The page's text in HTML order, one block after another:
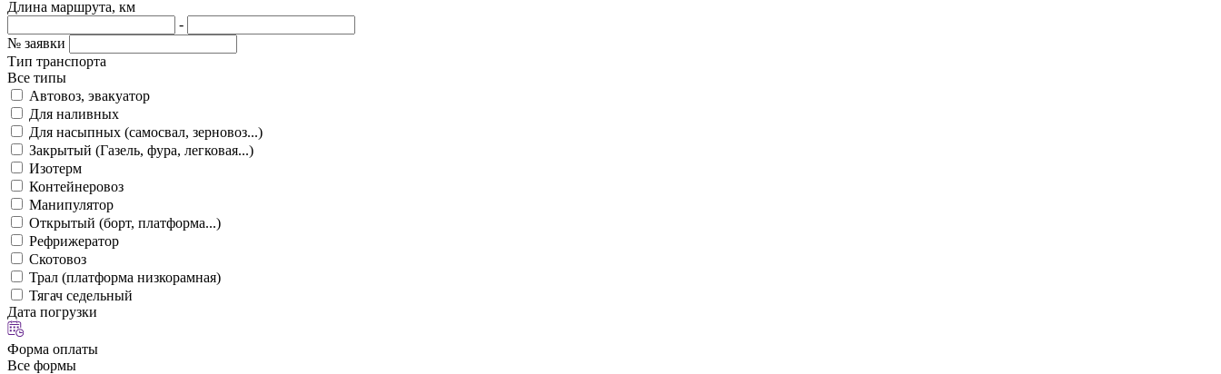
Длина маршрута, км
-
№ заявки
Тип транспорта
Все типы
Автовоз, эвакуатор
Для наливных
Для насыпных (самосвал, зерновоз...)
Закрытый (Газель, фура, легковая...)
Изотерм
Контейнеровоз
Манипулятор
Открытый (борт, платформа...)
Рефрижератор
Скотовоз
Трал (платформа низкорамная)
Тягач седельный
Дата погрузки
Форма оплаты
Все формы